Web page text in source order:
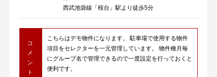
西武池袋線「桜台」駅より徒歩5分
コ
メ
ン
ト
こちらはデモ物件になります。 駐車場で使用する物件
項目をセレクターを一元管理しています。 物件種月毎
にグループ名で管理できるので一度設定を行っておくと
便利です。